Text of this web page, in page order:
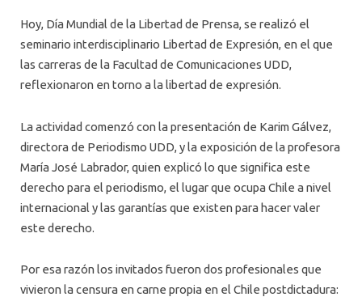
Hoy, Día Mundial de la Libertad de Prensa, se realizó el
seminario interdisciplinario Libertad de Expresión, en el que
las carreras de la Facultad de Comunicaciones UDD,
reflexionaron en torno a la libertad de expresión.
La actividad comenzó con la presentación de Karim Gálvez,
directora de Periodismo UDD, y la exposición de la profesora
María José Labrador, quien explicó lo que significa este
derecho para el periodismo, el lugar que ocupa Chile a nivel
internacional y las garantías que existen para hacer valer
este derecho.
Por esa razón los invitados fueron dos profesionales que
vivieron la censura en carne propia en el Chile postdictadura: